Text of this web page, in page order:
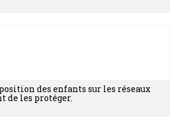
des enfants sur les réseaux
de les protéger.